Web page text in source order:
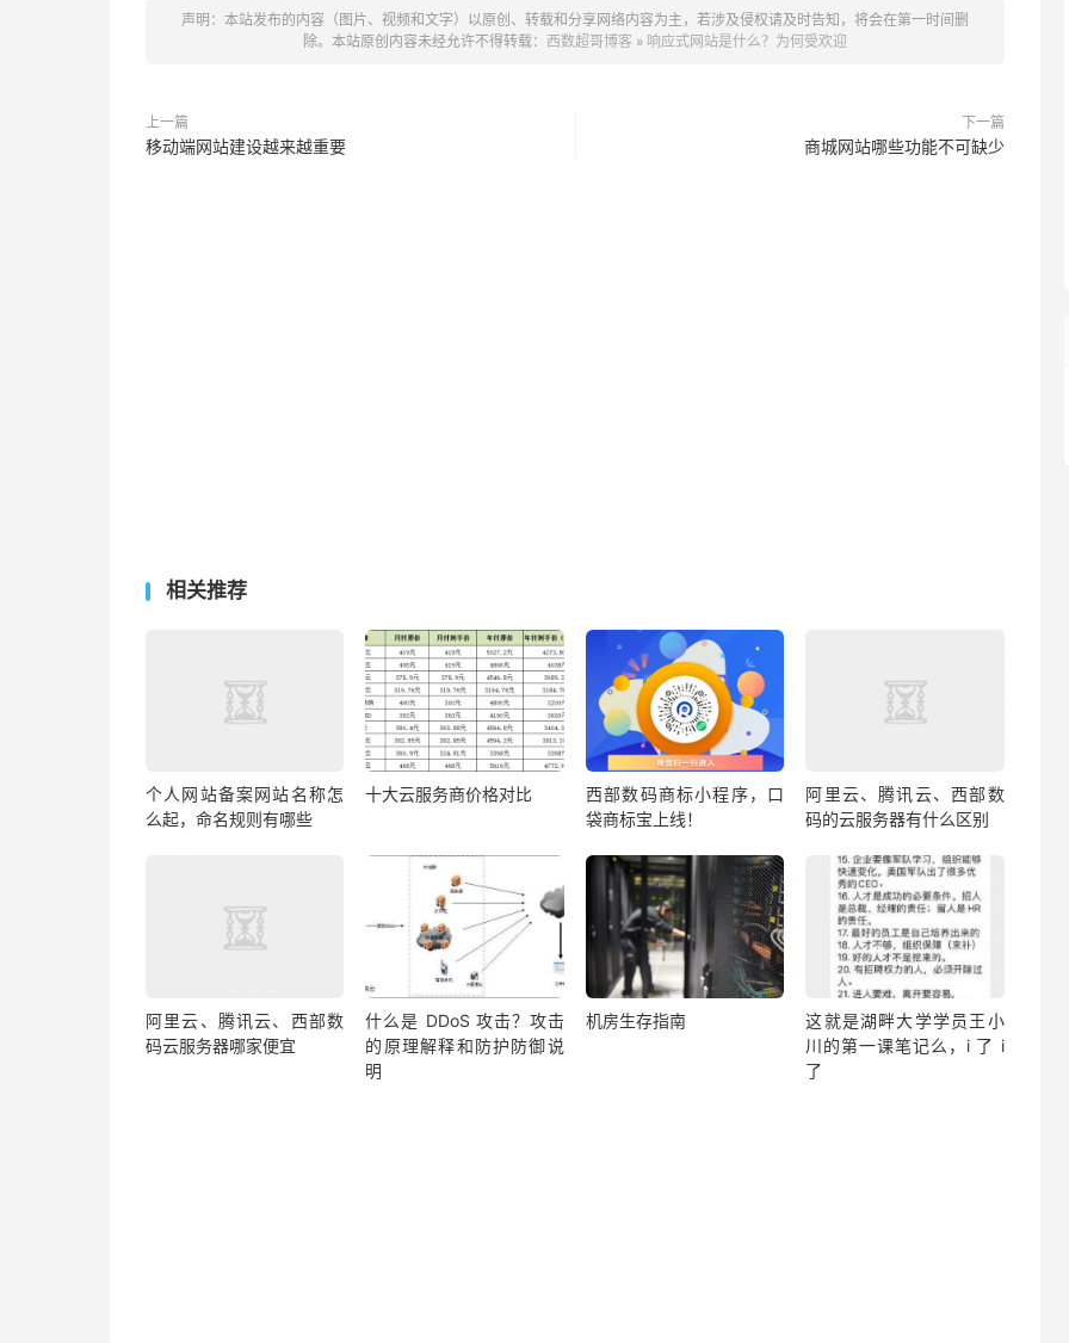
声明：本站发布的内容（图片、视频和文字）以原创、转载和分享网络内容为主，若涉及侵权请及时告知，将会在第一时间删
除。本站原创内容未经允许不得转载： 西数超哥博客 » 响应式网站是什么？为何受欢迎
上一篇
移动端网站建设越来越重要
下一篇
商城网站哪些功能不可缺少
相关推荐
个人网站备案网站名称怎
么起，命名规则有哪些
十大云服务商价格对比
西部数码商标小程序，口
袋商标宝上线！
阿里云、腾讯云、西部数
码的云服务器有什么区别
阿里云、腾讯云、西部数
码云服务器哪家便宜
什么是 DDoS 攻击？攻击
的原理解释和防护防御说
明
机房生存指南
这就是湖畔大学学员王小
川的第一课笔记么，i 了 i
了